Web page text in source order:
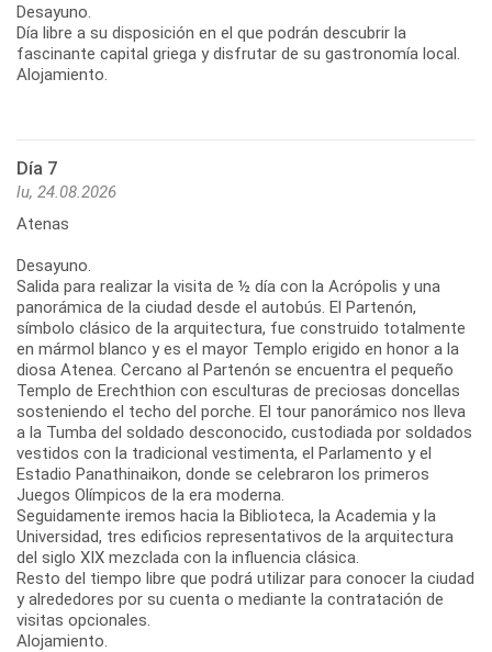
Desayuno.
Día libre a su disposición en el que podrán descubrir la
fascinante capital griega y disfrutar de su gastronomía local.
Alojamiento.
Día 7
lu, 24.08.2026
Atenas
Desayuno.
Salida para realizar la visita de ½ día con la Acrópolis y una
panorámica de la ciudad desde el autobús. El Partenón,
símbolo clásico de la arquitectura, fue construido totalmente
en mármol blanco y es el mayor Templo erigido en honor a la
diosa Atenea. Cercano al Partenón se encuentra el pequeño
Templo de Erechthion con esculturas de preciosas doncellas
sosteniendo el techo del porche. El tour panorámico nos lleva
a la Tumba del soldado desconocido, custodiada por soldados
vestidos con la tradicional vestimenta, el Parlamento y el
Estadio Panathinaikon, donde se celebraron los primeros
Juegos Olímpicos de la era moderna.
Seguidamente iremos hacia la Biblioteca, la Academia y la
Universidad, tres edificios representativos de la arquitectura
del siglo XIX mezclada con la influencia clásica.
Resto del tiempo libre que podrá utilizar para conocer la ciudad
y alrededores por su cuenta o mediante la contratación de
visitas opcionales.
Alojamiento.